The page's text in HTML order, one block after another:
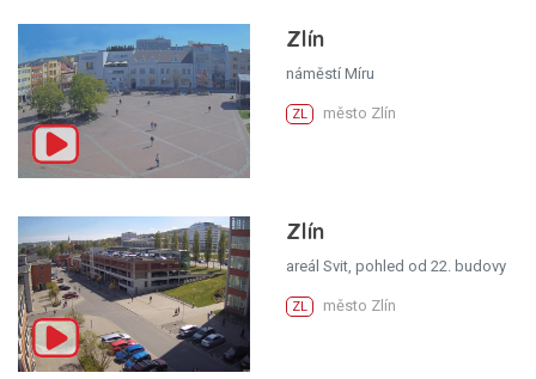
Zlín
náměstí Míru
ZL město Zlín
Zlín
areál Svit, pohled od 22. budovy
ZL město Zlín